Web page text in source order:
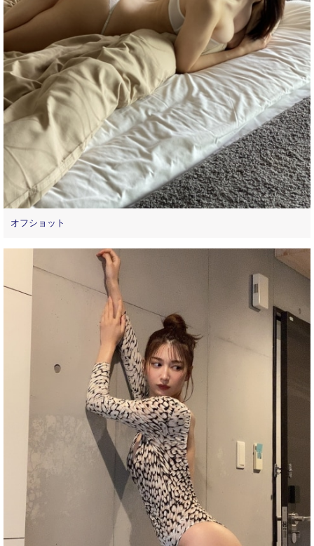
オフショット